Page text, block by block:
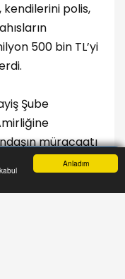
Anladım
polis,
500 bin TL’yi
Şube
müracaatı
yaptığı
İhbar Hattı Menu